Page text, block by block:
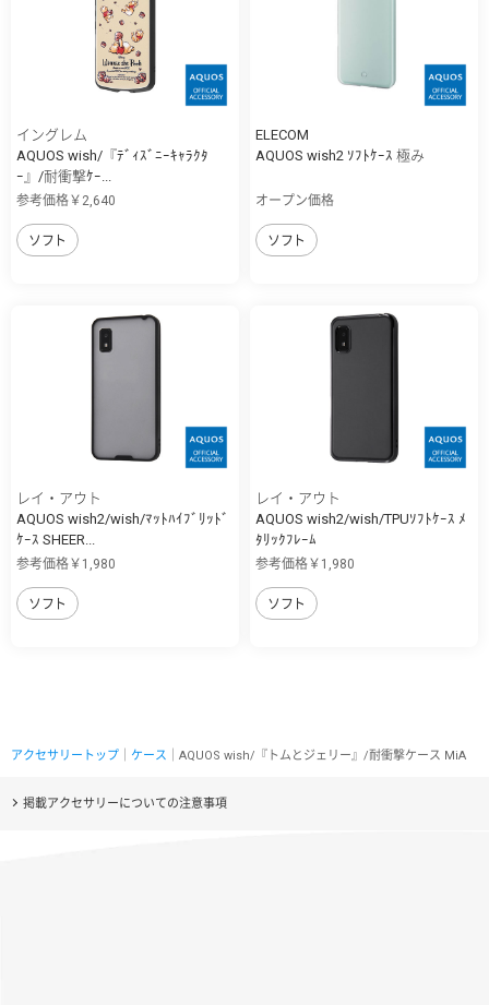
イングレム
AQUOS wish/『ﾃﾞｨｽﾞﾆｰｷｬﾗｸﾀ
ｰ』/耐衝撃ｹｰ...
参考価格￥2,640
ソフト
ELECOM
AQUOS wish2 ｿﾌﾄｹｰｽ 極み
オープン価格
ソフト
レイ・アウト
AQUOS wish2/wish/ﾏｯﾄﾊｲﾌﾞﾘｯﾄﾞ
ｹｰｽ SHEER...
参考価格￥1,980
ソフト
レイ・アウト
AQUOS wish2/wish/TPUｿﾌﾄｹｰｽ ﾒ
ﾀﾘｯｸﾌﾚｰﾑ
参考価格￥1,980
ソフト
アクセサリートップ ケース ｜AQUOS wish/『トムとジェリー』/耐衝撃ケース MiA
掲載アクセサリーについての注意事項